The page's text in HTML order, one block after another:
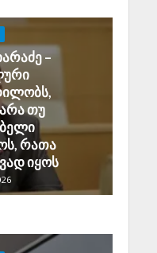
–
თუ
რათა
იყოს